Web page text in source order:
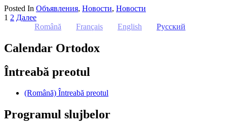
Posted In Объявления, Новости, Новости
Пагинация
записей
1 2 Далее
Română
Français English Русский
Calendar Ortodox
Întreabă preotul
(Română) Întreabă preotul
Programul slujbelor